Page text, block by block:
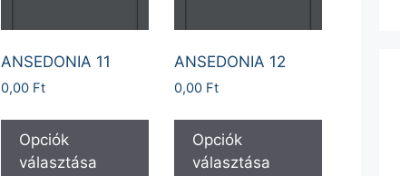
ANSEDONIA 11
0,00 Ft
Opciók
választása
ANSEDONIA 12
0,00 Ft
Opciók
választása